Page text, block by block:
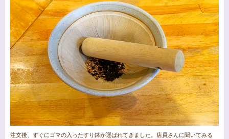
注文後、すぐにゴマの入ったすり鉢が運ばれてきました。店員さんに聞いてみる